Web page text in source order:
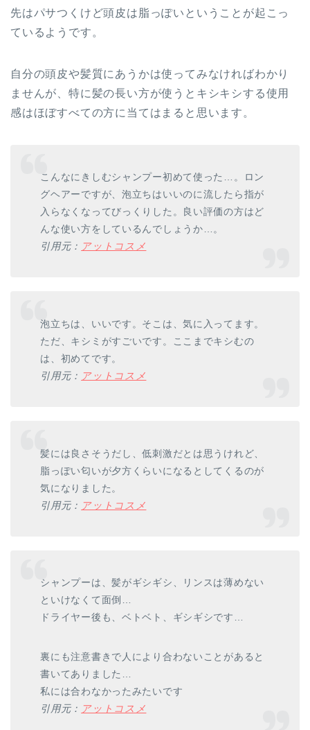
先はパサつくけど頭皮は脂っぽいということが起こっ
ているようです。
自分の頭皮や髪質にあうかは使ってみなければわかり
ませんが、特に髪の長い方が使うとキシキシする使用
感はほぼすべての方に当てはまると思います。
こんなにきしむシャンプー初めて使った…。ロン
グヘアーですが、泡立ちはいいのに流したら指が
入らなくなってびっくりした。良い評価の方はど
んな使い方をしているんでしょうか…。
引用元： アットコスメ
泡立ちは、いいです。そこは、気に入ってます。
ただ、キシミがすごいです。ここまでキシむの
は、初めてです。
引用元： アットコスメ
髪には良さそうだし、低刺激だとは思うけれど、
脂っぽい匂いが夕方くらいになるとしてくるのが
気になりました。
引用元： アットコスメ
シャンプーは、髪がギシギシ、リンスは薄めない
といけなくて面倒…
ドライヤー後も、ベトベト、ギシギシです…
裏にも注意書きで人により合わないことがあると
書いてありました…
私には合わなかったみたいです
引用元： アットコスメ